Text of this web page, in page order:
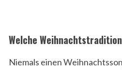
Welche
Niemals einen